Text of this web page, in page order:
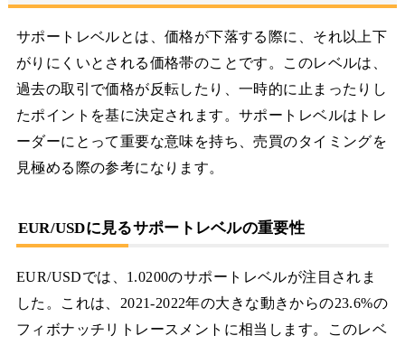
サポートレベルとは、価格が下落する際に、それ以上下
がりにくいとされる価格帯のことです。このレベルは、
過去の取引で価格が反転したり、一時的に止まったりし
たポイントを基に決定されます。サポートレベルはトレ
ーダーにとって重要な意味を持ち、売買のタイミングを
見極める際の参考になります。
EUR/USDに見るサポートレベルの重要性
EUR/USDでは、1.0200のサポートレベルが注目されま
した。これは、2021-2022年の大きな動きからの23.6%の
フィボナッチリトレースメントに相当します。このレベ